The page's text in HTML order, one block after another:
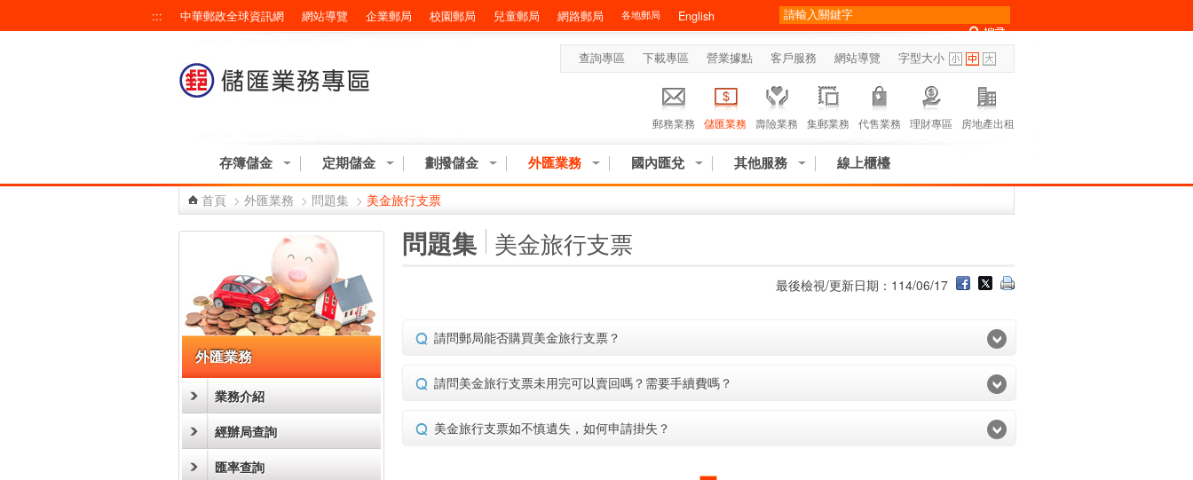
::: 中華郵政全球資訊網 網站導覽 企業郵局 校園郵局 兒童郵局 網路郵局 各地郵局 English
查詢專區 下載專區 營業據點 客戶服務 網站導覽 字型大小
郵務業務 儲匯業務 壽險業務 集郵業務 代售業務 理財專區 房地產出租
存簿儲金 定期儲金 劃撥儲金 外匯業務 國內匯兌 其他服務 線上櫃檯
首頁 > 外匯業務 > 問題集 > 美金旅行支票
外匯業務
業務介紹
經辦局查詢
匯率查詢
問題集 美金旅行支票
最後檢視/更新日期：114/06/17
請問郵局能否購買美金旅行支票？
請問美金旅行支票未用完可以賣回嗎？需要手續費嗎？
美金旅行支票如不慎遺失，如何申請掛失？